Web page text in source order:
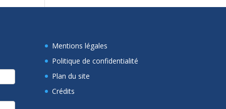
Mentions légales
Politique de confidentialité
Plan du site
Crédits